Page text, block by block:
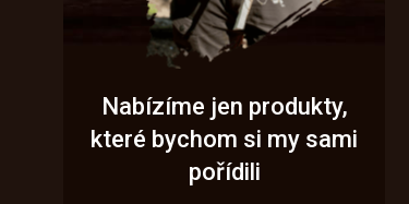
Nabízíme jen produkty,
které bychom si my sami
pořídili